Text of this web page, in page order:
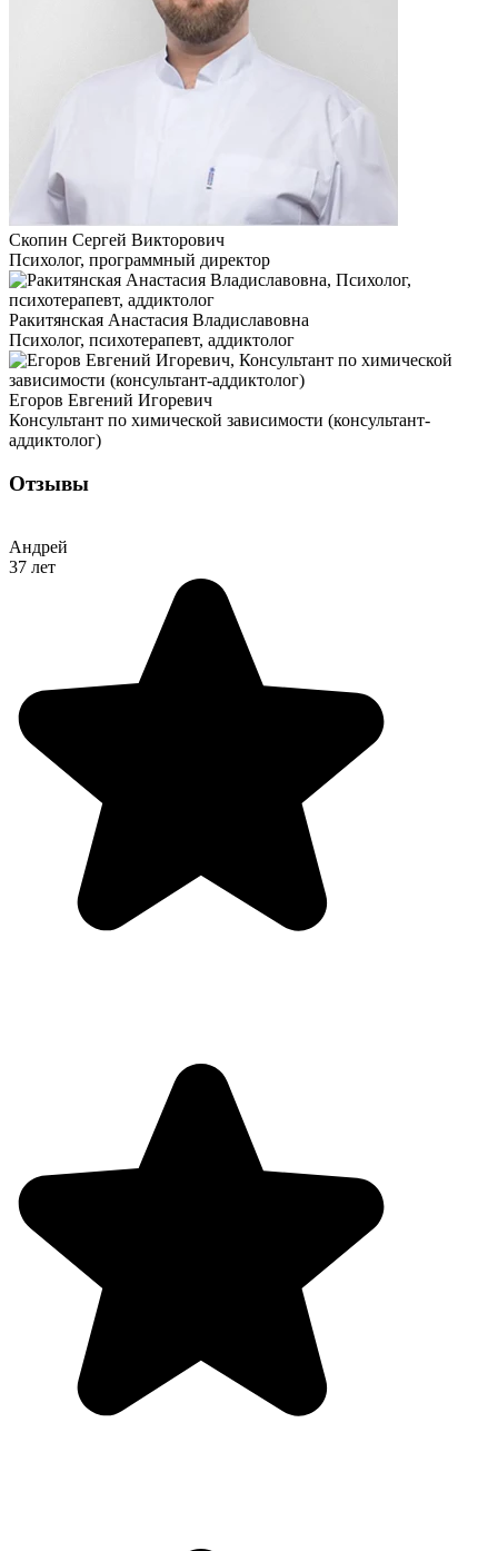
Скопин Сергей Викторович
Психолог, программный директор
Ракитянская Анастасия Владиславовна
Психолог, психотерапевт, аддиктолог
Егоров Евгений Игоревич
Консультант по химической зависимости (консультант-
аддиктолог)
Отзывы
Андрей
37 лет